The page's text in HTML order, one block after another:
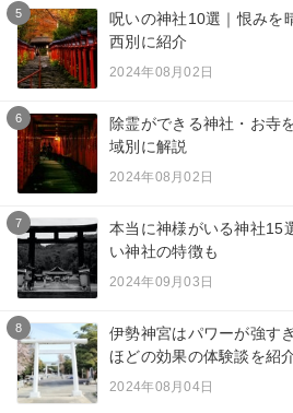
5
呪いの神社10選｜恨みを
西別に紹介
2024年08月02日
6
除霊ができる神社・お寺
域別に解説
2024年08月02日
7
本当に神様がいる神社15
い神社の特徴も
2024年09月03日
8
伊勢神宮はパワーが強す
ほどの効果の体験談を紹
2024年08月04日